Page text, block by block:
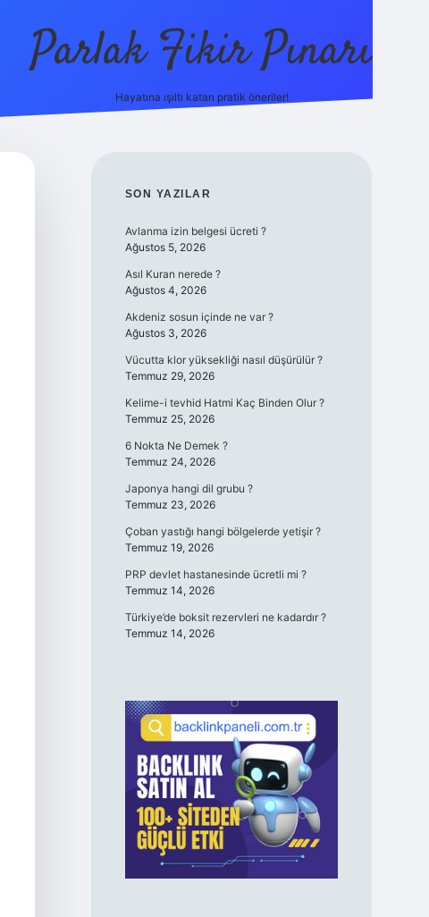
Parlak Fikir Pınarı
Hayatına ışıltı katan pratik öneriler!
SIDEBAR
SON YAZILAR
Avlanma izin belgesi ücreti ?
Ağustos 5, 2026
Asıl Kuran nerede ?
Ağustos 4, 2026
Akdeniz sosun içinde ne var ?
Ağustos 3, 2026
Vücutta klor yüksekliği nasıl düşürülür ?
Temmuz 29, 2026
Kelime-i tevhid Hatmi Kaç Binden Olur ?
Temmuz 25, 2026
6 Nokta Ne Demek ?
Temmuz 24, 2026
Japonya hangi dil grubu ?
Temmuz 23, 2026
Çoban yastığı hangi bölgelerde yetişir ?
Temmuz 19, 2026
PRP devlet hastanesinde ücretli mi ?
Temmuz 14, 2026
Türkiye’de boksit rezervleri ne kadardır ?
Temmuz 14, 2026